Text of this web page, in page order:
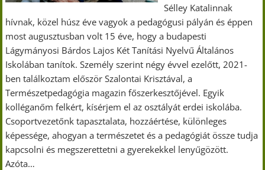
Sélley Katalinnak
hívnak, közel húsz éve vagyok a pedagógusi pályán és éppen
most augusztusban volt 15 éve, hogy a budapesti
Lágymányosi Bárdos Lajos Két Tanítási Nyelvű Általános
Iskolában tanítok. Személy szerint négy évvel ezelőtt, 2021-
ben találkoztam először Szalontai Krisztával, a
Természetpedagógia magazin főszerkesztőjével. Egyik
kolléganőm felkért, kísérjem el az osztályát erdei iskolába.
Csoportvezetőnk tapasztalata, hozzáértése, különleges
képessége, ahogyan a természetet és a pedagógiát össze tudja
kapcsolni és megszerettetni a gyerekekkel lenyűgözött.
Azóta…